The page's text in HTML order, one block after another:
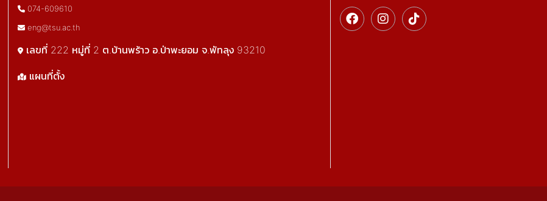
074-609610
eng@tsu.ac.th
เลขที่ 222 หมู่ที่ 2 ต.บ้านพร้าว อ.ป่าพะยอม จ.พัทลุง 93210
แผนที่ตั้ง